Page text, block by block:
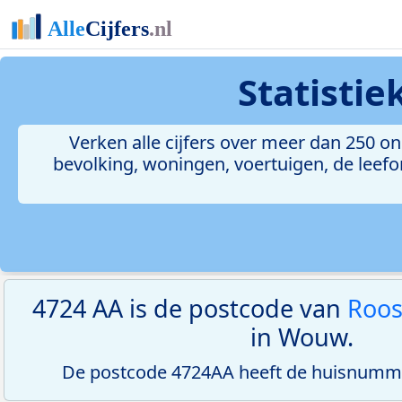
Verken alle cijfers over meer dan 250
bevolking, woningen, voertuigen, de
4724 AA is de postcode van
in Wouw.
De postcode 4724AA heeft de